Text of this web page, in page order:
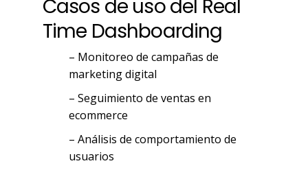
Casos de usodel Real
Time Dashboarding
– Monitoreo de campañas de
marketing digital
– Seguimiento de ventas en
ecommerce
– Análisis de comportamiento de
usuarios